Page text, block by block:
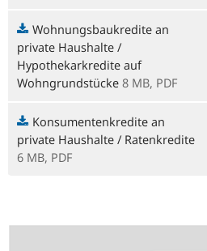
Wohnungsbaukredite an
private Haushalte /
Hypothekarkredite auf
Wohngrundstücke 8 MB, PDF
Konsumentenkredite an
private Haushalte / Ratenkredite
6 MB, PDF